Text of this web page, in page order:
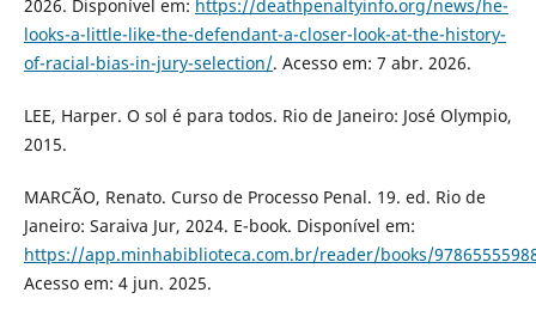
2026. Disponível em: https://deathpenaltyinfo.org/news/he-
looks-a-little-like-the-defendant-a-closer-look-at-the-history-
of-racial-bias-in-jury-selection/. Acesso em: 7 abr. 2026.
LEE, Harper. O sol é para todos. Rio de Janeiro: José Olympio,
2015.
MARCÃO, Renato. Curso de Processo Penal. 19. ed. Rio de
Janeiro: Saraiva Jur, 2024. E-book. Disponível em:
https://app.minhabiblioteca.com.br/reader/books/
Acesso em: 4 jun. 2025.